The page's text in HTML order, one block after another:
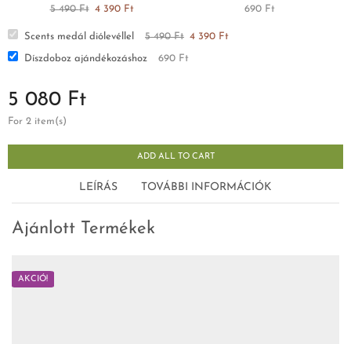
5 490Ft 4 390 Ft 690 Ft
Scents medál diólevéllel 5 490Ft 4 390 Ft
Díszdoboz ajándékozáshoz 690 Ft
5 080 Ft
For 2 item(s)
ADD ALL TO CART
LEÍRÁS TOVÁBBI INFORMÁCIÓK
Ajánlott Termékek
AKCIÓ!